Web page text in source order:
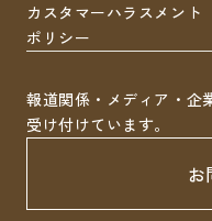
カスタマーハラスメント
ポリシー
報道関係・メディア・企
受け付けています。
お